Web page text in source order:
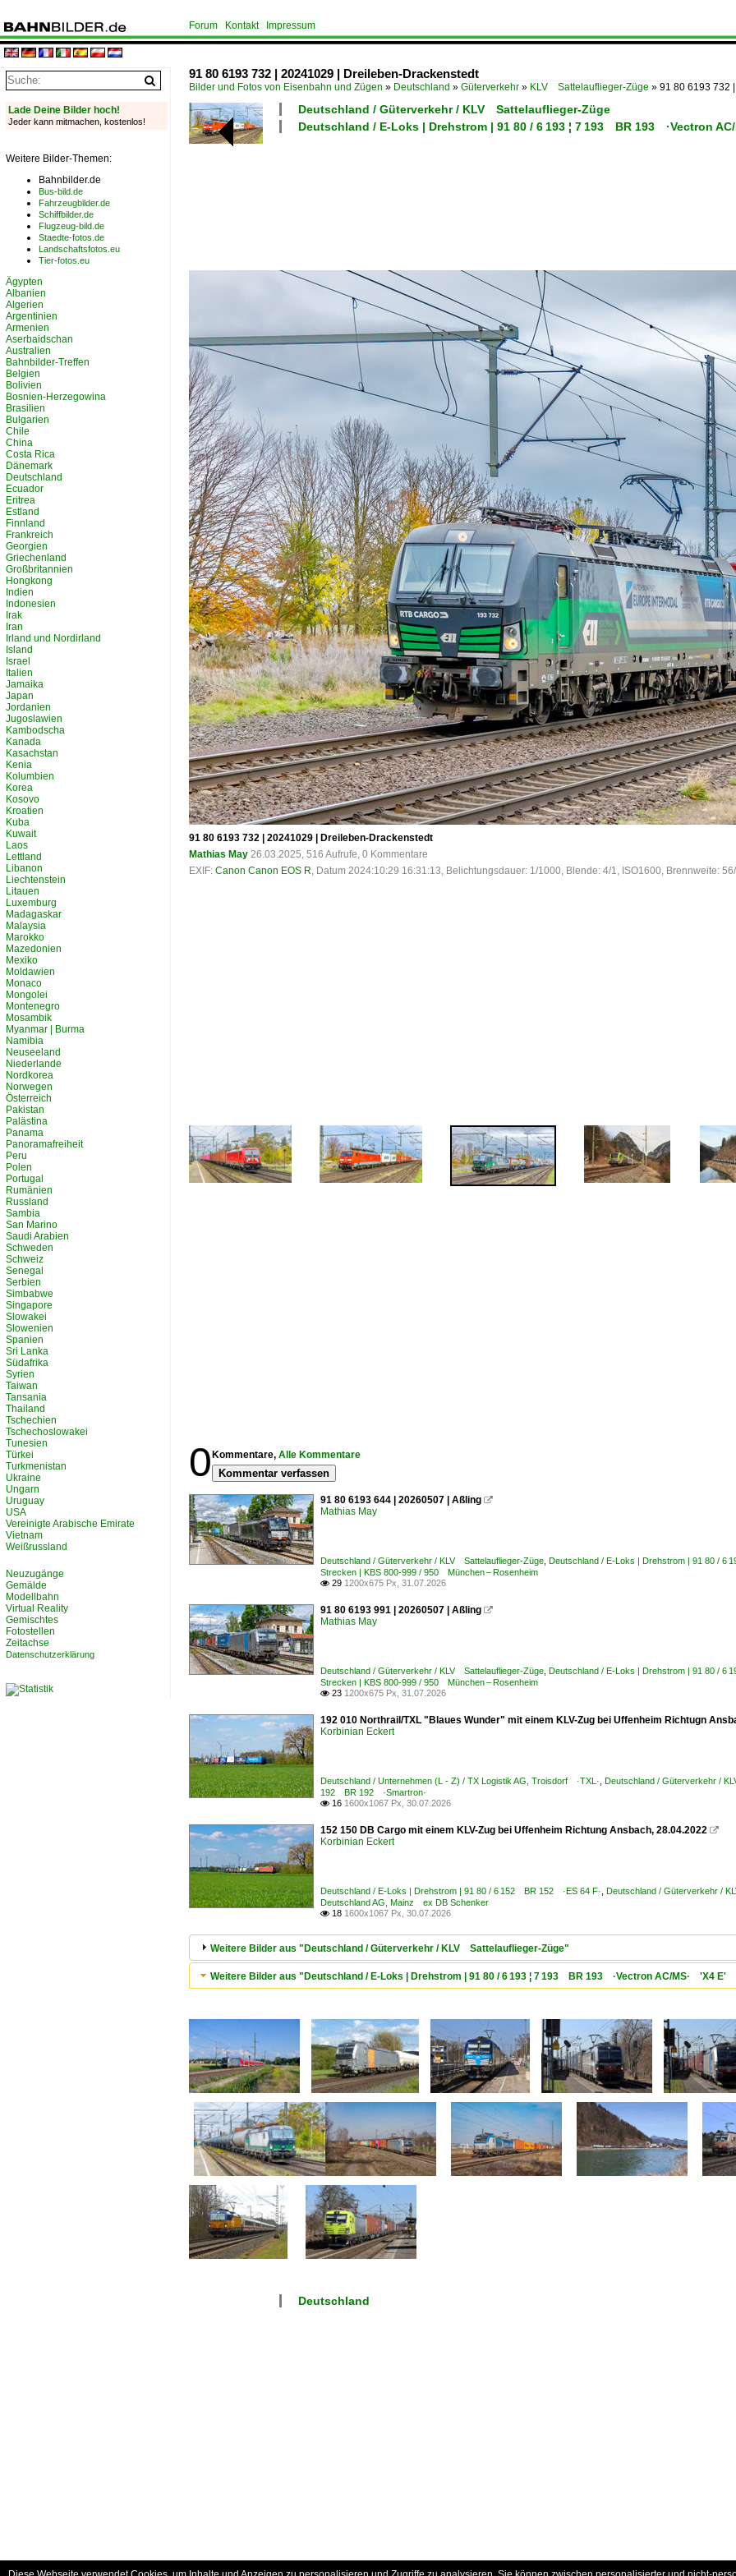
Forum Kontakt Impressum
91 80 6193 732 | 20241029 | Dreileben-Drackenstedt
Bilder und Fotos von Eisenbahn und Zügen » Deutschland » Güterverkehr » KLV Sattelauflieger-Züge » 91 80 6193 732
Deutschland / Güterverkehr / KLV Sattelauflieger-Züge
Deutschland / E-Loks | Drehstrom | 91 80 / 6 193 ¦ 7 193 BR 193 ·Vectron
91 80 6193 732 | 20241029 | Dreileben-Drackenstedt
Mathias May 26.03.2025, 516 Aufrufe, 0 Kommentare
EXIF: Canon Canon EOS R, Datum 2024:10:29 16:31:13, Belichtungsdauer: 1/1000, Blende: 4/1, ISO1600, Brennweite:
0 Kommentare, Alle Kommentare
Kommentar verfassen
91 80 6193 644 | 20260507 | Aßling 
Mathias May
Deutschland / Güterverkehr / KLV Sattelauflieger-Züge Deutschland / E-Loks | Drehstrom | 91 80 /
Strecken | KBS 800-999 / 950 München – Rosenheim
 29 1200x675 Px, 31.07.2026
91 80 6193 991 | 20260507 | Aßling 
Mathias May
Deutschland / Güterverkehr / KLV Sattelauflieger-Züge Deutschland / E-Loks | Drehstrom | 91 80 /
Strecken | KBS 800-999 / 950 München – Rosenheim
 23 1200x675 Px, 31.07.2026
192 010 Northrail/TXL "Blaues Wunder" mit einem KLV-Zug bei Uffenheim Richtugn
Korbinian Eckert
Deutschland / Unternehmen (L - Z) / TX Logistik AG, Troisdorf ·TXL· Deutschland / Güterverkehr /
192 BR 192 ·Smartron·
 16 1600x1067 Px, 30.07.2026
152 150 DB Cargo mit einem KLV-Zug bei Uffenheim Richtung Ansbach, 28.04.2022 
Korbinian Eckert
Deutschland / E-Loks | Drehstrom | 91 80 / 6 152 BR 152 ·ES 64 F· Deutschland / Güterverkehr /
Deutschland AG, Mainz ex DB Schenker
 18 1600x1067 Px, 30.07.2026
Weitere Bilder aus "Deutschland / Güterverkehr / KLV Sattelauflieger-Züge"
Weitere Bilder aus "Deutschland / E-Loks | Drehstrom | 91 80 / 6 193 ¦ 7 193 BR 193 ·Vectron AC/MS· 'X4
Deutschland
Lade Deine Bilder hoch!
Jeder kann mitmachen, kostenlos!
Weitere Bilder-Themen:
Bahnbilder.de
Bus-bild.de
Fahrzeugbilder.de
Schiffbilder.de
Flugzeug-bild.de
Staedte-fotos.de
Landschaftsfotos.eu
Tier-fotos.eu
Ägypten
Albanien
Algerien
Argentinien
Armenien
Aserbaidschan
Australien
Bahnbilder-Treffen
Belgien
Bolivien
Bosnien-Herzegowina
Brasilien
Bulgarien
Chile
China
Costa Rica
Dänemark
Deutschland
Ecuador
Eritrea
Estland
Finnland
Frankreich
Georgien
Griechenland
Großbritannien
Hongkong
Indien
Indonesien
Irak
Iran
Irland und Nordirland
Island
Israel
Italien
Jamaika
Japan
Jordanien
Jugoslawien
Kambodscha
Kanada
Kasachstan
Kenia
Kolumbien
Korea
Kosovo
Kroatien
Kuba
Kuwait
Laos
Lettland
Libanon
Liechtenstein
Litauen
Luxemburg
Madagaskar
Malaysia
Marokko
Mazedonien
Mexiko
Moldawien
Monaco
Mongolei
Montenegro
Mosambik
Myanmar | Burma
Namibia
Neuseeland
Niederlande
Nordkorea
Norwegen
Österreich
Pakistan
Palästina
Panama
Panoramafreiheit
Peru
Polen
Portugal
Rumänien
Russland
Sambia
San Marino
Saudi Arabien
Schweden
Schweiz
Senegal
Serbien
Simbabwe
Singapore
Slowakei
Slowenien
Spanien
Sri Lanka
Südafrika
Syrien
Taiwan
Tansania
Thailand
Tschechien
Tschechoslowakei
Tunesien
Türkei
Turkmenistan
Ukraine
Ungarn
Uruguay
USA
Vereinigte Arabische Emirate
Vietnam
Weißrussland
Neuzugänge
Gemälde
Modellbahn
Virtual Reality
Gemischtes
Fotostellen
Zeitachse
Datenschutzerklärung